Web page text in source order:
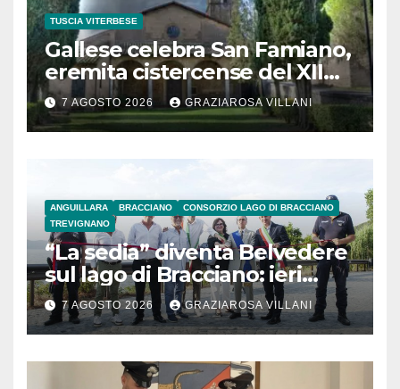
TUSCIA VITERBESE
Gallese celebra San Famiano,
eremita cistercense del XII
secolo
7 AGOSTO 2026 GRAZIAROSA VILLANI
ANGUILLARA BRACCIANO
CONSORZIO LAGO DI BRACCIANO
TREVIGNANO
“La sedia” diventa Belvedere
sul lago di Bracciano: ieri
l’inaugurazione
7 AGOSTO 2026 GRAZIAROSA VILLANI